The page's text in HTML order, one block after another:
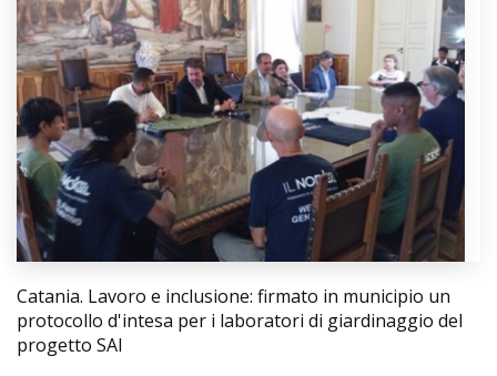
Catania. Lavoro e inclusione: firmato in municipio un
protocollo d'intesa per i laboratori di giardinaggio del
progetto SAI